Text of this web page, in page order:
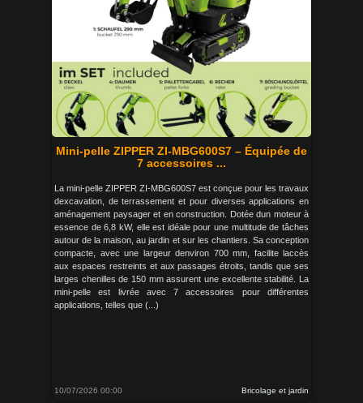
Mini-pelle ZIPPER ZI-MBG600S7 – Équipée de
7 accessoires ...
La mini-pelle ZIPPER ZI-MBG600S7 est conçue pour les travaux
dexcavation, de terrassement et pour diverses applications en
aménagement paysager et en construction. Dotée dun moteur à
essence de 6,8 kW, elle est idéale pour une multitude de tâches
autour de la maison, au jardin et sur les chantiers. Sa conception
compacte, avec une largeur denviron 700 mm, facilite laccès
aux espaces restreints et aux passages étroits, tandis que ses
larges chenilles de 150 mm assurent une excellente stabilité. La
mini-pelle est livrée avec 7 accessoires pour différentes
applications, telles que (...)
10/07/2026 00:00 Bricolage et jardin